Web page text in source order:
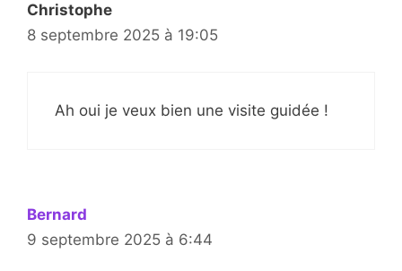
Christophe
8 septembre 2025 à 19:05
Ah oui je veux bien une visite guidée !
Bernard
9 septembre 2025 à 6:44